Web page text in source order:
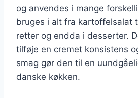
og anvendes i mange
bruges i alt fra kartoffelsalat
retter og endda i desserter.
tilføje en cremet konsistens
smag gør den til en
danske køkken.